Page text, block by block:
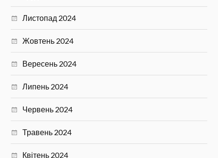
Листопад 2024
Жовтень 2024
Вересень 2024
Липень 2024
Червень 2024
Травень 2024
Квітень 2024